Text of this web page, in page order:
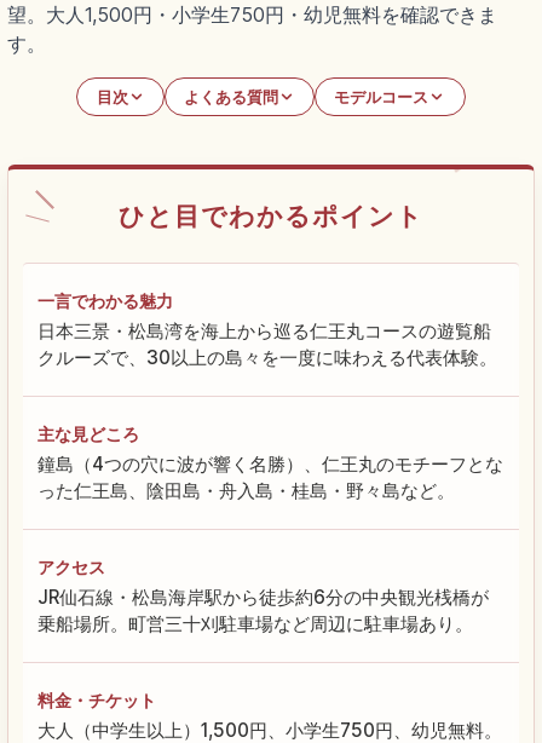
望。大人1,500円・小学生750円・幼児無料を確認できま
す。
目次 よくある質問 モデルコース
ひと目でわかるポイント
一言でわかる魅力
日本三景・松島湾を海上から巡る仁王丸コースの遊覧船
クルーズで、30以上の島々を一度に味わえる代表体験。
主な見どころ
鐘島（4つの穴に波が響く名勝）、仁王丸のモチーフとな
った仁王島、陰田島・舟入島・桂島・野々島など。
アクセス
JR仙石線・松島海岸駅から徒歩約6分の中央観光桟橋が
乗船場所。町営三十刈駐車場など周辺に駐車場あり。
料金・チケット
大人（中学生以上）1,500円、小学生750円、幼児無料。